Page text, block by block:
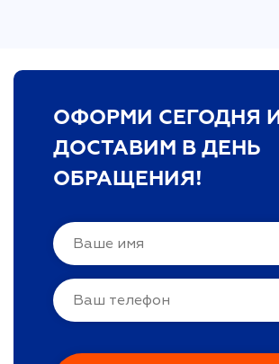
ОФОРМИ СЕГОДНЯ И
ДОСТАВИМ В ДЕНЬ
ОБРАЩЕНИЯ!